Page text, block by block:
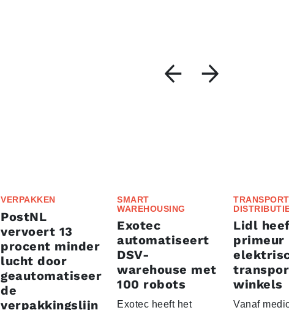
VERPAKKEN
PostNL
vervoert 13
procent minder
lucht door
geautomatiseer
de
verpakkingslijn
SMART
WAREHOUSING
Exotec
automatiseert
DSV-
warehouse met
100 robots
Exotec heeft het
Lidl
primeur
winkels
Vanaf